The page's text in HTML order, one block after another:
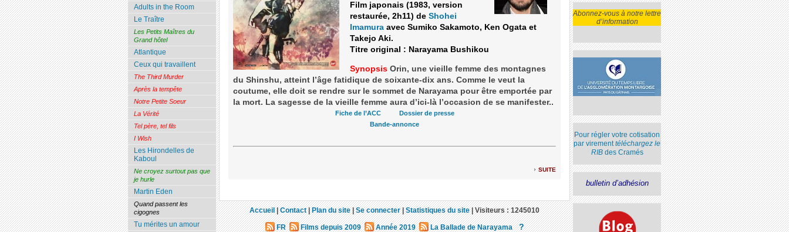
Film japonais (1983, version
restaurée, 2h11) de Shohei
Imamura avec Sumiko Sakamoto, Ken Ogata et
Takejo Aki.
Titre original : Narayama Bushikou
Synopsis Orin, une vieille femme des montagnes
du Shinshu, atteint l’âge fatidique de soixante-dix ans. Comme le veut la
coutume, elle doit se rendre sur le sommet de Narayama pour être emportée par
la mort. La sagesse de la vieille femme aura d’ici-là l’occasion de se manifester..
Fiche de l’ACC
Dossier de presse
Bande-annonce
suite
Abonnez-vous à notre lettre
d’information
Pour régler votre cotisation
par virementtéléchargez le
RIBdes Cramés
bulletin d’adhésion
Adults in the Room
Le Traître
Les Petits Maîtres du
Grand hôtel
Atlantique
Ceux qui travaillent
The Third Murder
Après la tempête
Notre Petite Soeur
La Vérité
Tel père, tel fils
I Wish
Les Hirondelles de
Kaboul
Ne croyez surtout pas que
je hurle
Martin Eden
Quand passent les
cigognes
Tu mérites un amour
Accueil|Contact|Plan du site|Se connecter|Statistiques du site|Visiteurs :1245010
FR Films depuis 2009 Année 2019 La Ballade de Narayama ?